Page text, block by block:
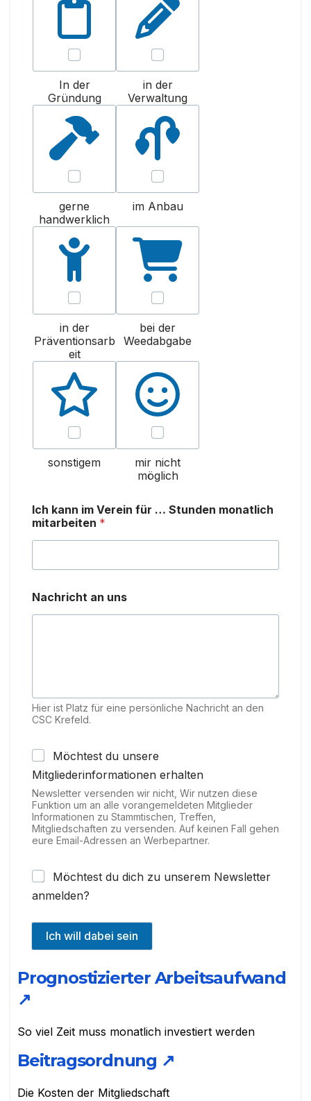
In der
Gründung
in der
Verwaltung
gerne
handwerklich
im Anbau
in der
Präventionsarb
eit
bei der
Weedabgabe
sonstigem
mir nicht
möglich
Ich kann im Verein für … Stunden monatlich
mitarbeiten *
Nachricht an uns
Hier ist Platz für eine persönliche Nachricht an den
CSC Krefeld.
Möchtest du unsere
Mitgliederinformationen erhalten
Newsletter versenden wir nicht, Wir nutzen diese
Funktion um an alle vorangemeldeten Mitglieder
Informationen zu Stammtischen, Treffen,
Mitgliedschaften zu versenden. Auf keinen Fall gehen
eure Email-Adressen an Werbepartner.
Möchtest du dich zu unserem Newsletter
anmelden?
Ich will dabei sein
Prognostizierter Arbeitsaufwand
↗
So viel Zeit muss monatlich investiert werden
Beitragsordnung ↗
Die Kosten der Mitgliedschaft